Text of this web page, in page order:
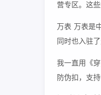
营专区。这
万表 万表是
同时也入驻
我一直用《
防伪扣，支持